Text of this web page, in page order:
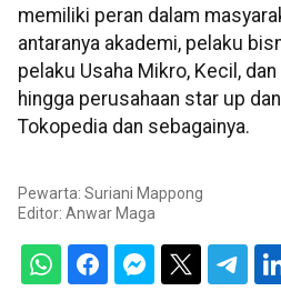
memiliki peran dalam
antaranya akademi, pelaku
pelaku Usaha Mikro, Kecil,
hingga perusahaan star up
Tokopedia dan sebagainya.
Pewarta: Suriani Mappong
Editor: Anwar Maga